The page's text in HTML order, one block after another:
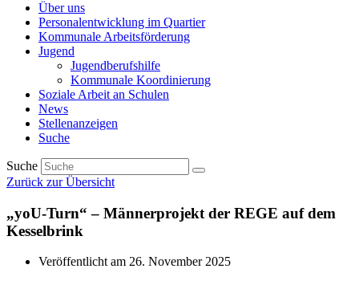
Über uns
Personalentwicklung im Quartier
Kommunale Arbeitsförderung
Jugend
Jugendberufshilfe
Kommunale Koordinierung
Soziale Arbeit an Schulen
News
Stellenanzeigen
Suche
Suche
Zurück zur Übersicht
„yoU-Turn“ – Männerprojekt der REGE auf dem
Kesselbrink
Veröffentlicht am 26. November 2025